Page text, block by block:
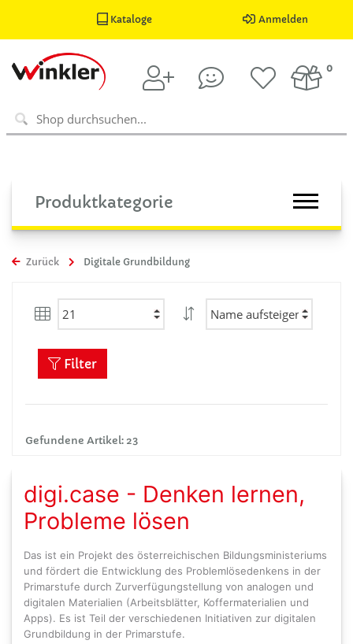
Kataloge Anmelden
0
Produktkategorie
Zurück Digitale Grundbildung
Gefundene Artikel: 23
Filter
digi.case - Denken lernen,
Probleme lösen
Das ist ein Projekt des österreichischen Bildungsministeriums
und fördert die Entwicklung des Problemlösedenkens in der
Primarstufe durch Zurverfügungstellung von analogen und
digitalen Materialien (Arbeitsblätter, Koffermaterialien und
Apps). Es ist Teil der verschiedenen Initiativen zur digitalen
Grundbildung in der Primarstufe.